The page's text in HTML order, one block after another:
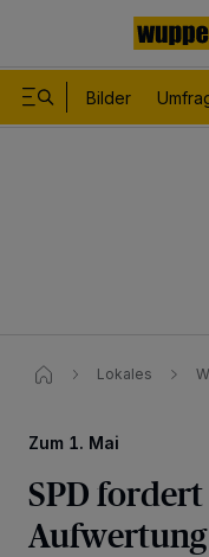
Bilder
Lokales
Zum 1. Mai
SPD